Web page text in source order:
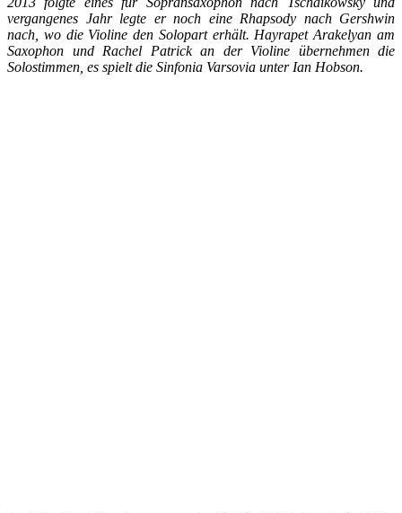
vergangenes Jahr legte er noch eine Rhapsody nach Gershwin
nach, wo die Violine den Solopart erhält. Hayrapet Arakelyan am
Saxophon und Rachel Patrick an der Violine übernehmen die
Solostimmen, es spielt die Sinfonia Varsovia unter Ian Hobson.